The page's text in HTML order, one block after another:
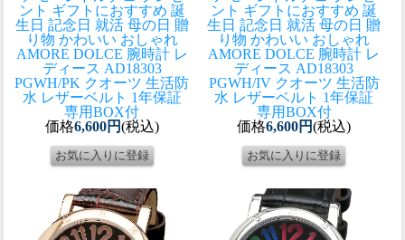
ント ギフトにおすすめ 誕
生日 記念日 就活 母の日 贈
り物 かわいい おしゃれ
AMORE DOLCE 腕時計 レ
ディース AD18303
PGWH/PK クオーツ 生活防
水 レザーベルト 1年保証
専用BOX付
価格6,600円(税込)
ント ギフトにおすすめ 誕
生日 記念日 就活 母の日 贈
り物 かわいい おしゃれ
AMORE DOLCE 腕時計 レ
ディース AD18303
PGWH/IV クオーツ 生活防
水 レザーベルト 1年保証
専用BOX付
価格6,600円(税込)